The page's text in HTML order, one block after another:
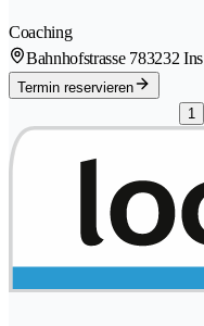
Coaching
Bahnhofstrasse 783232 Ins
Termin reservieren
1